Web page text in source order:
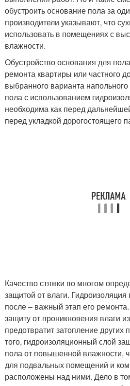
обустроить основание пола за
производители указывают, что
использовать в помещениях с
влажности.
Обустройство основания для
ремонта квартиры или частного
выбранного варианта
пола с использованием
необходима как перед
перед укладкой дорогостоящего
Качество стяжки во многом
защитой от влаги.
после – важный этап его
защиту от проникновения влаги
предотвратит затопление
того, гидроизоляционный слой
пола от повышенной влажности,
для подвальных помещений и
расположены над ними. Дело в